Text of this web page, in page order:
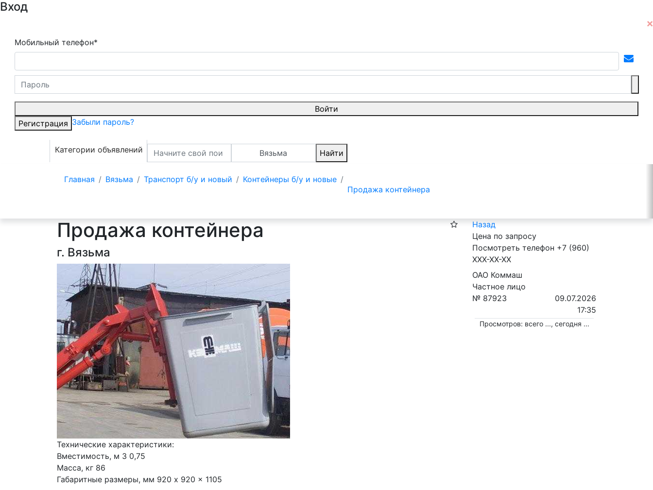
Вход
Мобильный телефон*
Войти
Регистрация Забыли пароль?
Категории объявлений Вязьма Найти
Главная Вязьма Транспорт б/у и новый
Контейнеры б/у и новые
Продажа контейнера
Продажа контейнера
г. Вязьма
Технические характеристики:
Вместимость, м 3 0,75
Масса, кг 86
Габаритные размеры, мм 920 x 920 x 1105
Назад
Цена по запросу
Посмотреть телефон +7 (960)
XXX-XX-XX
ОАО Коммаш
Частное лицо
№ 87923
09.07.2026
17:35
Просмотров: всего ..., сегодня ...